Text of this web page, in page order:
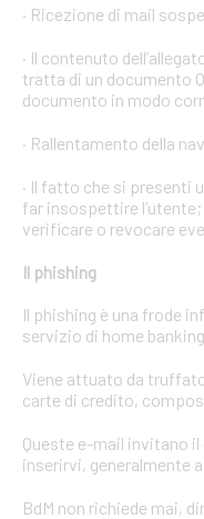
· Ricezione di mail
· Il contenuto
tratta di un documento
documento in modo
· Rallentamento della
· Il fatto che si presenti
far insospettire
verificare o revocare
Il phishing
Il phishing è una frode
servizio di home
Viene attuato da
carte di credito,
Queste e-mail invitano
inserirvi, generalmente
BdM non richiede mai,